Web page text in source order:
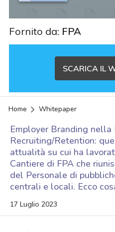
Fornito da: FPA
SCARICA IL
Home Whitepaper
Employer Branding nella
Recruiting/Retention:
attualità su cui ha
Cantiere di FPA che
del Personale di
centrali e locali. Ecco
17 Luglio 2023